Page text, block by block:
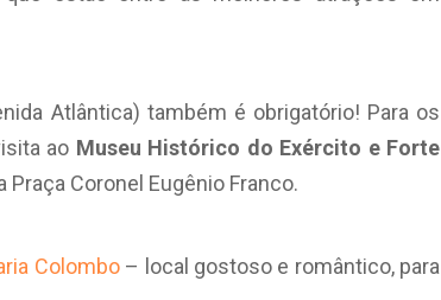
Atlântica) também é obrigatório! Para os
ao Museu Histórico do Exército e Forte
Coronel Eugênio Franco.
Colombo– local gostoso e romântico, para